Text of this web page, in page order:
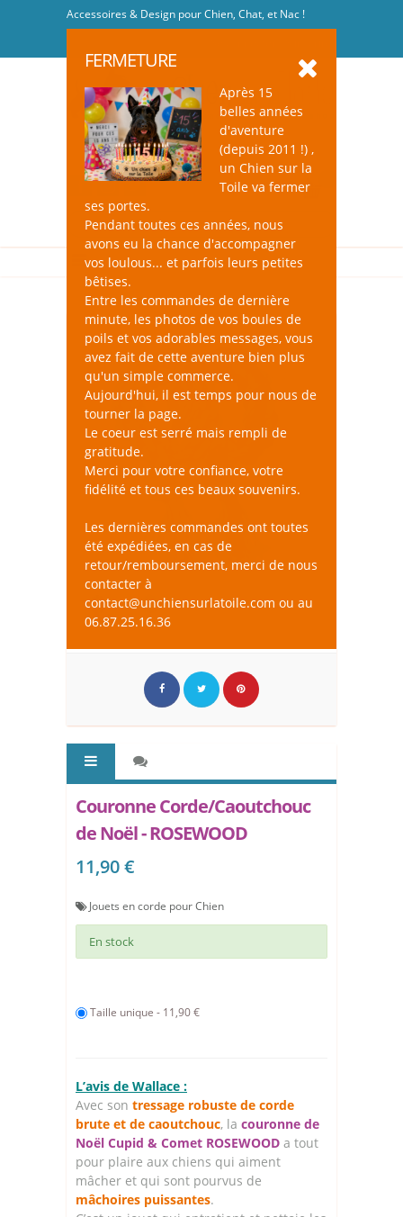
Accessoires & Design pour Chien, Chat, et Nac !
FERMETURE
Après 15
belles années
d'aventure
(depuis 2011 !) ,
un Chien sur la
Toile va fermer
ses portes.
Pendant toutes ces années, nous
avons eu la chance d'accompagner
vos loulous... et parfois leurs petites
bêtises.
Entre les commandes de dernière
minute, les photos de vos boules de
poils et vos adorables messages, vous
avez fait de cette aventure bien plus
qu'un simple commerce.
Aujourd'hui, il est temps pour nous de
tourner la page.
Le coeur est serré mais rempli de
gratitude.
Merci pour votre confiance, votre
fidélité et tous ces beaux souvenirs.
Les dernières commandes ont toutes
été expédiées, en cas de
retour/remboursement, merci de nous
contacter à
contact@unchiensurlatoile.com ou au
06.87.25.16.36
Couronne Corde/Caoutchouc
de Noël - ROSEWOOD
11,90 €
Jouets en corde pour Chien
En stock
Taille unique - 11,90 €
L’avis de Wallace :
Avec son tressage robuste de corde
brute et de caoutchouc, la couronne de
Noël Cupid & Comet ROSEWOOD a tout
pour plaire aux chiens qui aiment
mâcher et qui sont pourvus de
mâchoires puissantes.